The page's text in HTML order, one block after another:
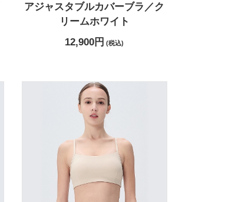
アジャスタブルカバーブラ／ク
リームホワイト
12,900円 (税込)